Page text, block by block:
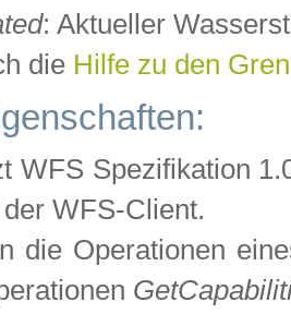
: Aktueller
die Hilfe zu den
WFS Spezifikation
WFS-Client.
die Operationen